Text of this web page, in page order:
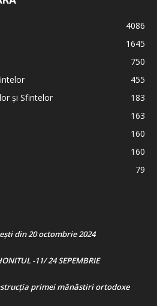
4086
1645
750
455
și Sfintelor
183
163
160
160
79
din 20 octombrie 2024
-11/ 24 SEPEMBRIE
primei mănăstiri ortodoxe